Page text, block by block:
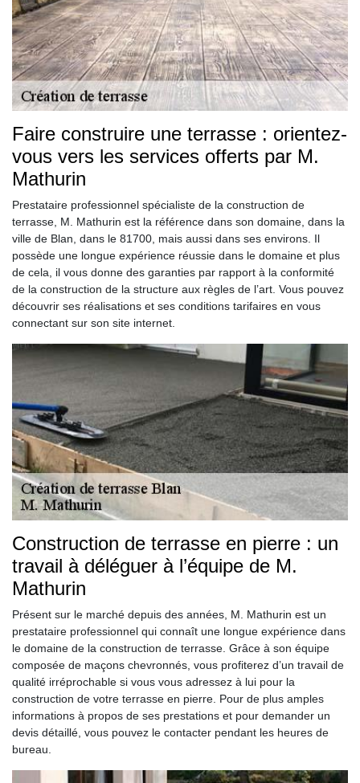
Faire construire une terrasse : orientez-
vous vers les services offerts par M.
Mathurin
Prestataire professionnel spécialiste de la construction de
terrasse, M. Mathurin est la référence dans son domaine, dans la
ville de Blan, dans le 81700, mais aussi dans ses environs. Il
possède une longue expérience réussie dans le domaine et plus
de cela, il vous donne des garanties par rapport à la conformité
de la construction de la structure aux règles de l’art. Vous pouvez
découvrir ses réalisations et ses conditions tarifaires en vous
connectant sur son site internet.
Construction de terrasse en pierre : un
travail à déléguer à l’équipe de M.
Mathurin
Présent sur le marché depuis des années, M. Mathurin est un
prestataire professionnel qui connaît une longue expérience dans
le domaine de la construction de terrasse. Grâce à son équipe
composée de maçons chevronnés, vous profiterez d’un travail de
qualité irréprochable si vous vous adressez à lui pour la
construction de votre terrasse en pierre. Pour de plus amples
informations à propos de ses prestations et pour demander un
devis détaillé, vous pouvez le contacter pendant les heures de
bureau.